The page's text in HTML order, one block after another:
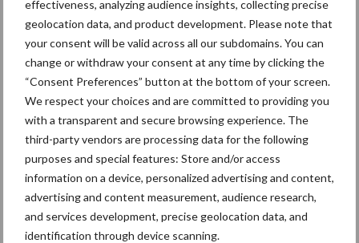
effectiveness, analyzing audience insights, collecting precise
geolocation data, and product development. Please note that
your consent will be valid across all our subdomains. You can
change or withdraw your consent at any time by clicking the
“Consent Preferences” button at the bottom of your screen.
We respect your choices and are committed to providing you
with a transparent and secure browsing experience. The
third-party vendors are processing data for the following
purposes and special features: Store and/or access
information on a device, personalized advertising and content,
advertising and content measurement, audience research,
and services development, precise geolocation data, and
identification through device scanning.
Primaire
Sidebar
Recent nieuws Partner nieuws
Grondstoffenmarkt blijft grillig:
droogte en geopolitiek houden
handel in de greep
7 aug
De speenhuid: een vaak
onderschatte risicofactor voor
mastitis